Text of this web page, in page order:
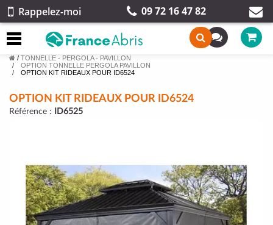
Rappelez-moi 09 72 16 47 82
/ TONNELLE - PERGOLA - PAVILLON
OPTION TONNELLE PERGOLA PAVILLON
OPTION KIT RIDEAUX POUR ID6524
OPTION KIT RIDEAUX POUR ID6524
Référence : ID6525